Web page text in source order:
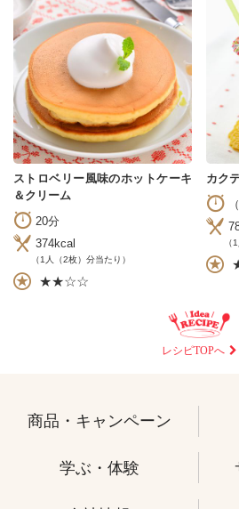
ストロベリー風味のホットケーキ
＆クリーム
20分
374kcal
（1人（2枚）分当たり）
★★☆☆
カク
（
レシピTOPへ
商品・キャンペーン
学ぶ・体験